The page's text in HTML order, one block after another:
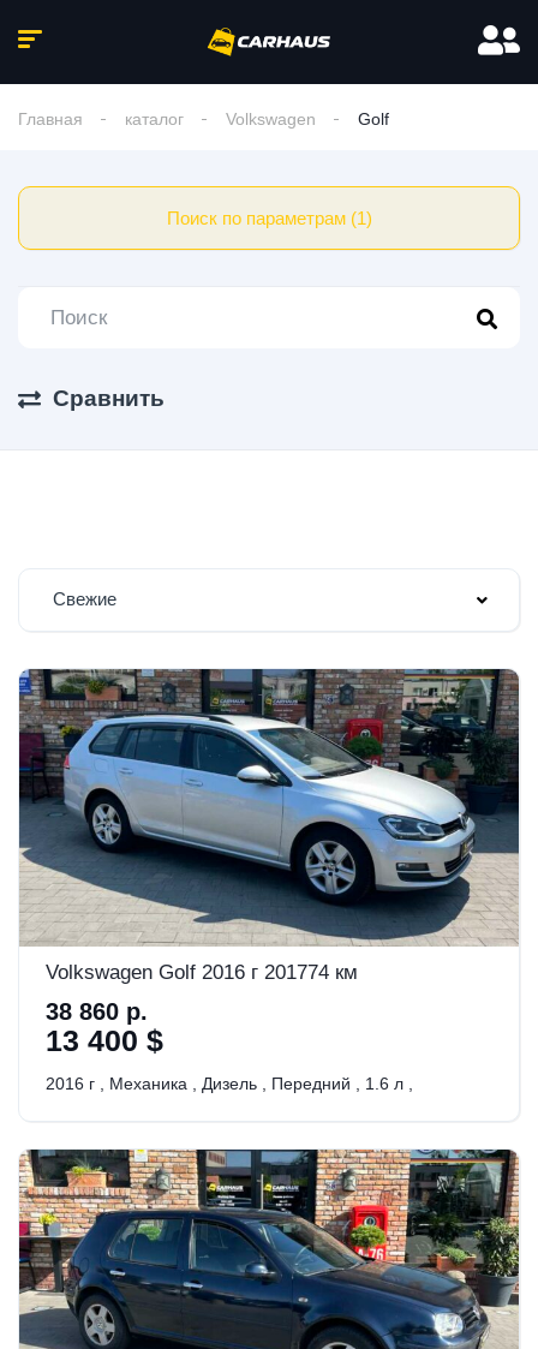
Главная каталог Volkswagen Golf
Поиск по параметрам (1)
Сравнить
Свежие
Volkswagen Golf 2016 г 201774 км
38 860 р.
13 400 $
2016 г Механика Дизель Передний 1.6 л